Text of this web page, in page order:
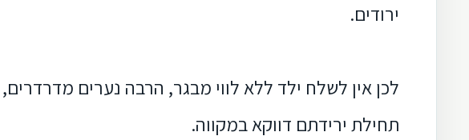
ירודים.
לכן אין לשלח ילד ללא לווי מבגר, הרבה נערים מדרדרים,
תחילת ירידתם דווקא במקווה.